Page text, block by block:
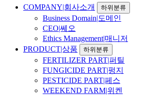
COMPANY|회사소개 하위분류
Business Domain|도메인
CEO|쎄오
Ethics Management|매니저
PRODUCT|상품
하위분류
FERTILIZER PART|퍼틸
FUNGICIDE PART|펑지
PESTICIDE PART|페스
WEEKEND FARM|위켄